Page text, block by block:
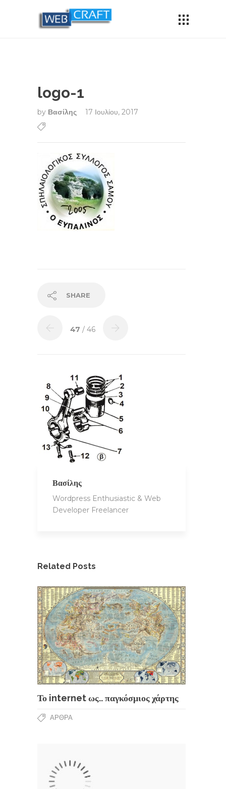
logo-1
by Βασίλης 17 Ιουλίου, 2017
SHARE
47 / 46
Βασίλης
Wordpress Enthusiastic & Web
Developer Freelancer
Related Posts
Το internet ως.. παγκόσμιος χάρτης
ΆΡΘΡΑ